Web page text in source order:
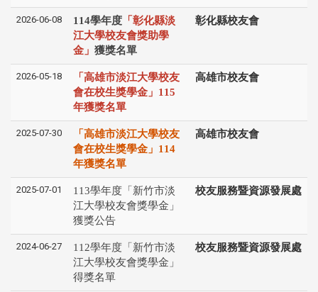
2026-06-08 114學年度 「彰化縣淡
江大學校友會獎助學
金」 獲獎名單
彰化縣校友會
2026-05-18
「高雄市淡江大學校友
會在校生獎學金」115
年獲獎名單
高雄市校友會
2025-07-30
「高雄市淡江大學校友
會在校生獎學金」114
年獲獎名單
高雄市校友會
2025-07-01
113學年度「新竹市淡
江大學校友會獎學金」
獲獎公告
校友服務暨資源發展處
2024-06-27
112學年度「新竹市淡
江大學校友會獎學金」
得獎名單
校友服務暨資源發展處